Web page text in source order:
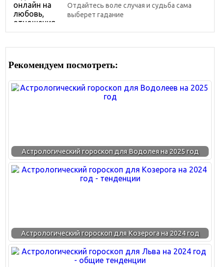
Отдайтесь воле случая и судьба сама
выберет гадание
Рекомендуем посмотреть:
Астрологический гороскоп для Водолея на 2025 год
Астрологический гороскоп для Козерога на 2024 год